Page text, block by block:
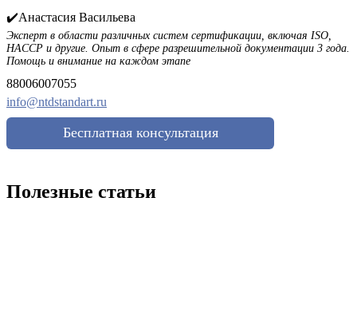
✔️Анастасия Васильева
Эксперт в области различных систем сертификации, включая ISO,
HACCP и другие. Опыт в сфере разрешительной документации 3 года.
Помощь и внимание на каждом этапе
88006007055
info@ntdstandart.ru
Бесплатная консультация
Полезные статьи